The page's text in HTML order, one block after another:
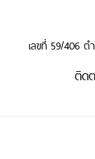
เลขที่ 59/406 ต
ติด